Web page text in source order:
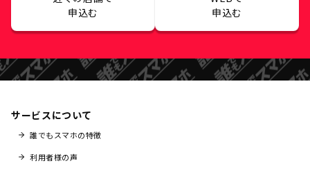
申込む
申込む
サービスについて
誰でもスマホの特徴
利用者様の声